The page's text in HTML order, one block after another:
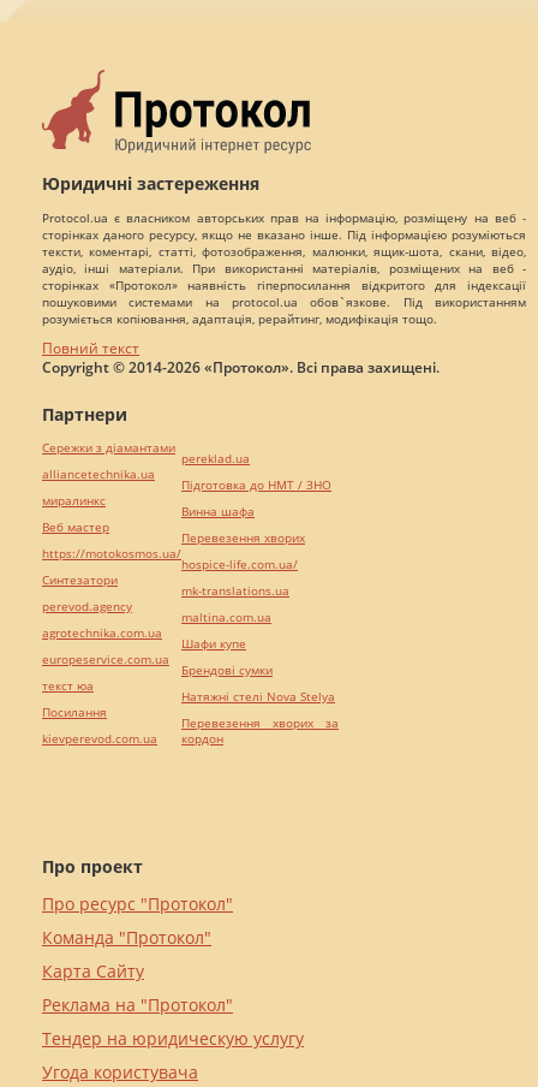
Юридичні застереження
Protocol.ua є власником авторських прав на інформацію, розміщену на веб -
сторінках даного ресурсу, якщо не вказано інше. Під інформацією розуміються
тексти, коментарі, статті, фотозображення, малюнки, ящик-шота, скани, відео,
аудіо, інші матеріали. При використанні матеріалів, розміщених на веб -
сторінках «Протокол» наявність гіперпосилання відкритого для індексації
пошуковими системами на protocol.ua обов`язкове. Під використанням
розуміється копіювання, адаптація, рерайтинг, модифікація тощо.
Повний текст
Copyright © 2014-2026 «Протокол». Всі права захищені.
Про проект
Про ресурс "Протокол"
Команда "Протокол"
Карта Сайту
Реклама на "Протокол"
Тендер на юридическую услугу
Угода користувача
Партнери
Сережки з діамантами
alliancetechnika.ua
миралинкс
Веб мастер
https://motokosmos.ua/
Синтезатори
perevod.agency
agrotechnika.com.ua
europeservice.com.ua
текст юа
Посилання
kievperevod.com.ua
pereklad.ua
Підготовка до НМТ / ЗНО
Винна шафа
Перевезення хворих
hospice-life.com.ua/
mk-translations.ua
maltina.com.ua
Шафи купе
Брендові сумки
Натяжні стелі Nova Stelya
Перевезення хворих за
кордон